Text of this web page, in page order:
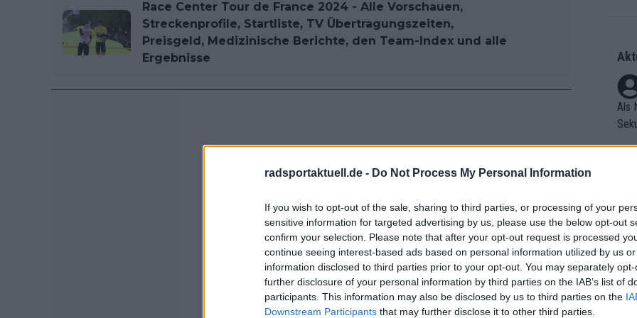
radsportaktuell.de - Do Not Process My Personal Information
If you wish to opt-out of the sale, sharing to third parties, or processing of your
sensitive information for targeted advertising by us, please use the below opt-out
confirm your selection. Please note that after your opt-out request is processed
continue seeing interest-based ads based on personal information utilized by us
information disclosed to third parties prior to your opt-out. You may separately
further disclosure of your personal information by third parties on the IAB’s list of
participants. This information may also be disclosed by us to third parties on the
Downstream Participants that may further disclose it to other third parties.
Race Center Tour de France 2024 - Alle Vorschauen,
Streckenprofile, Startliste, TV Übertragungszeiten,
Preisgeld, Medizinische Berichte, den Team-Index und alle
Ergebnisse
Als
er
rifft
Die
as
ür
n
ss
as
et.